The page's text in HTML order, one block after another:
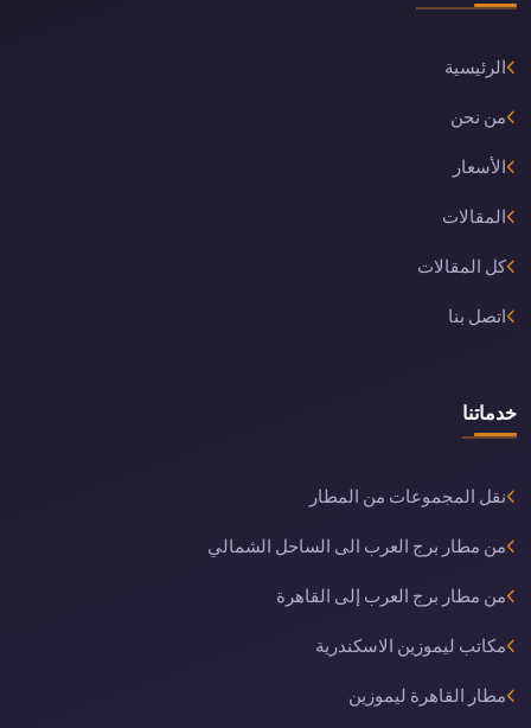
الرئيسية
من نحن
الأسعار
المقالات
كل المقالات
اتصل بنا
خدماتنا
نقل المجموعات من المطار
من مطار برج العرب الى الساحل الشمالي
من مطار برج العرب إلى القاهرة
مكاتب ليموزين الاسكندرية
مطار القاهرة ليموزين